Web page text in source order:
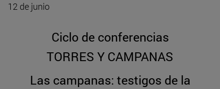
12 de junio
Ciclo de conferencias
TORRES Y CAMPANAS
Las campanas: testigos de la